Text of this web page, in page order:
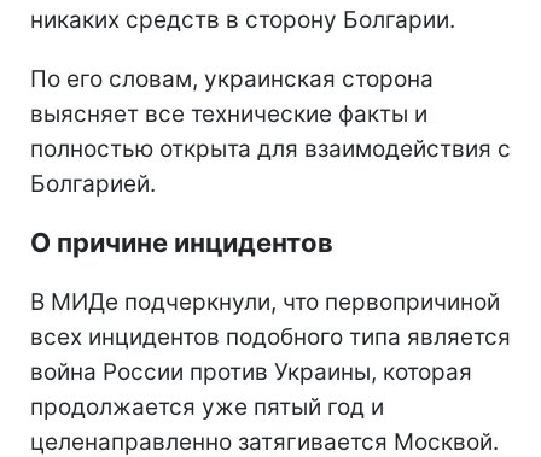
никаких средств в сторону Болгарии.
По его словам, украинская сторона
выясняет все технические факты и
полностью открыта для взаимодействия с
Болгарией.
О причине инцидентов
В МИДе подчеркнули, что первопричиной
всех инцидентов подобного типа является
война России против Украины, которая
продолжается уже пятый год и
целенаправленно затягивается Москвой.